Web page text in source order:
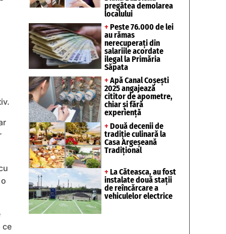
ce
pregătea demolarea
localului
+ Peste 76.000 de lei
au rămas
nerecuperați din
salariile acordate
ilegal la Primăria
Săpata
+ Apă Canal Coșești
2025 angajează
cititor de apometre,
chiar și fără
experiență
+ Două decenii de
tradiție culinară la
Casa Argeșeană
Tradițional
+ La Căteasca, au fost
instalate două stații
de reîncărcare a
vehiculelor electrice